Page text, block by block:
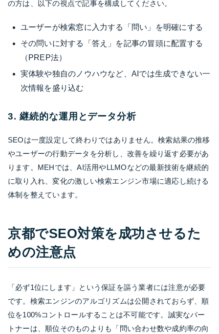
の方は、以下の視点で記事を構成してください。
ユーザーが検索窓に入力する「問い」を明確にする
その問いに対する「答え」を記事の冒頭に配置する
（PREP法）
実体験や独自のノウハウなど、AIでは生成できない一
次情報を盛り込む
3. 継続的な運用とデータ分析
SEOは一度設定して終わりではありません。検索結果の推移
やユーザーの行動データを分析し、改善を繰り返す必要があ
ります。MEHでは、AI活用やLLMOなどの最新技術を継続的
に取り入れ、変化の激しい検索エンジン市場に適応し続ける
体制を整えています。
京都でSEO対策を成功させるた
めの注意点
「必ず1位にします」という保証を謳う業者には注意が必要
です。検索エンジンのアルゴリズムは公開されておらず、順
位を100%コントロールすることは不可能です。誠実なパー
トナーは、順位そのものよりも「問い合わせ数や成約率の向